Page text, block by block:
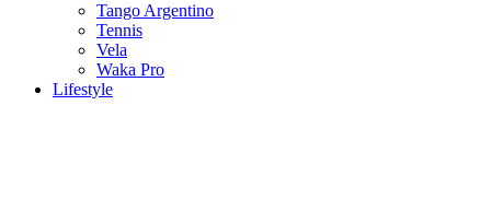
Tango Argentino
Tennis
Vela
Waka Pro
Lifestyle